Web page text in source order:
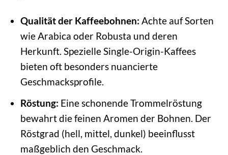
Qualität der Kaffeebohnen: Achte auf Sorten
wie Arabica oder Robusta und deren
Herkunft. Spezielle Single-Origin-Kaffees
bieten oft besonders nuancierte
Geschmacksprofile.
Röstung: Eine schonende Trommelröstung
bewahrt die feinen Aromen der Bohnen. Der
Röstgrad (hell, mittel, dunkel) beeinflusst
maßgeblich den Geschmack.